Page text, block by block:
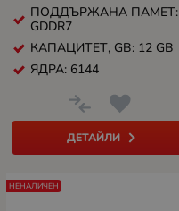
ПОДДЪРЖАНА ПАМЕТ:
GDDR7
КАПАЦИТЕТ, GB: 12 GB
ЯДРА: 6144
ДЕТАЙЛИ
НЕНАЛИЧЕН